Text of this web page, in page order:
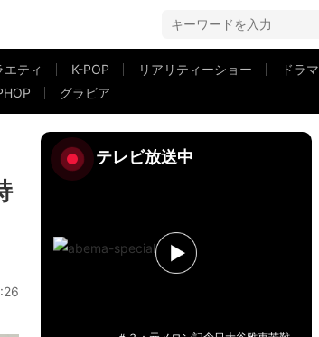
エティ K-POP リアリティーショー
ドラマ
グラビア
テレビ放送中